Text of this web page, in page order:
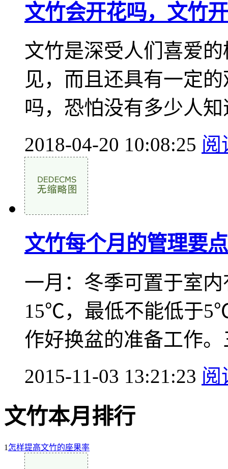
文竹会开花吗，文竹
文竹是深受人们喜爱
见，而且还具有一定
吗，恐怕没有多少人
2018-04-20 10:08:25 阅
文竹每个月的管理要点
一月：冬季可置于室
15℃，最低不能低于
作好换盆的准备工作
2015-11-03 13:21:23 阅
文竹本月排行
1 怎样提高文竹的座果率